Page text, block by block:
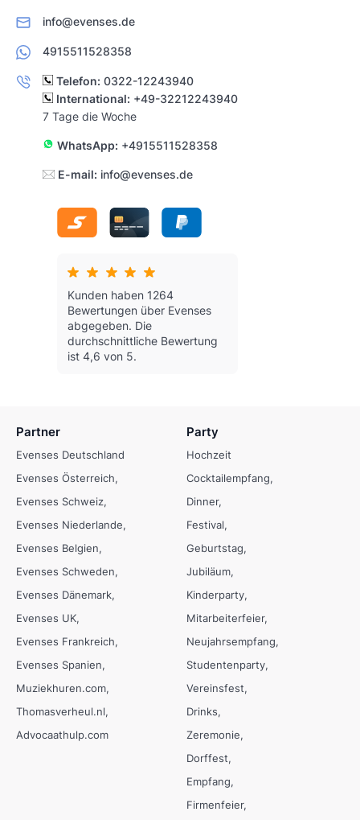
info@evenses.de
4915511528358
Telefon: 0322-12243940
International: +49-32212243940
7 Tage die Woche
WhatsApp: +4915511528358
E-mail: info@evenses.de
Kunden haben 1264
Bewertungen über Evenses
abgegeben. Die
durchschnittliche Bewertung
ist 4,6 von 5.
Partner
Evenses Deutschland
Evenses Österreich
Evenses Schweiz
Evenses Niederlande
Evenses Belgien
Evenses Schweden
Evenses Dänemark
Evenses UK
Evenses Frankreich
Evenses Spanien
Muziekhuren.com
Thomasverheul.nl
Advocaathulp.com
Party
Hochzeit
Cocktailempfang
Dinner
Festival
Geburtstag
Jubiläum
Kinderparty
Mitarbeiterfeier
Neujahrsempfang
Studentenparty
Vereinsfest
Drinks
Zeremonie
Dorffest
Empfang
Firmenfeier